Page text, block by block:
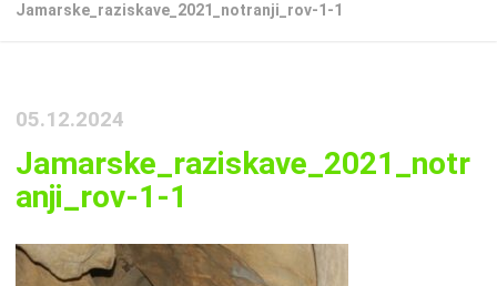
Jamarske_raziskave_2021_notranji_rov-1-1
05.12.2024
Jamarske_raziskave_2021_notr
anji_rov-1-1